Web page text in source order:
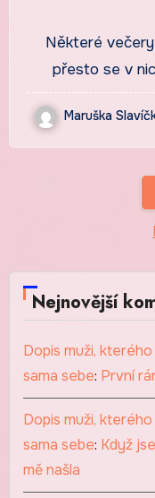
Některé večery
přesto se v
Maruška
Nejnovější
Dopis muži,
sama sebe: První
Dopis muži,
sama sebe: Když
mě našla